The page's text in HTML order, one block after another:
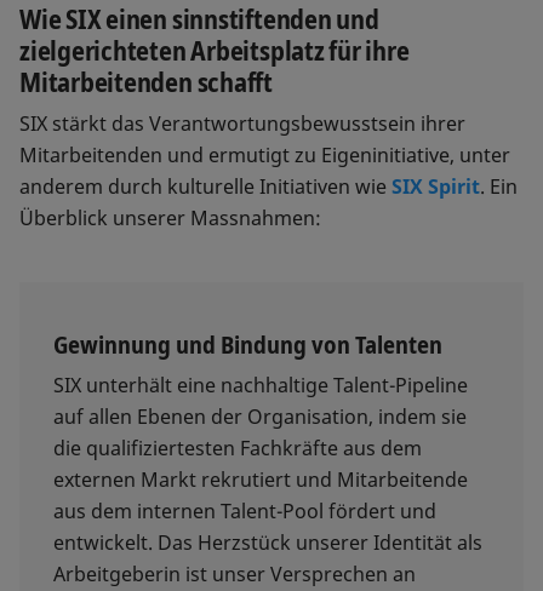
Wie SIX einen sinnstiftenden und
zielgerichteten Arbeitsplatz für ihre
Mitarbeitenden schafft
SIX stärkt das Verantwortungsbewusstsein ihrer
Mitarbeitenden und ermutigt zu Eigeninitiative, unter
anderem durch kulturelle Initiativen wieSIX Spirit. Ein
Überblick unserer Massnahmen:
Gewinnung und Bindung von Talenten
SIX unterhält eine nachhaltige Talent-Pipeline
auf allen Ebenen der Organisation, indem sie
die qualifiziertesten Fachkräfte aus dem
externen Markt rekrutiert und Mitarbeitende
aus dem internen Talent-Pool fördert und
entwickelt. Das Herzstück unserer Identität als
Arbeitgeberin ist unser Versprechen an